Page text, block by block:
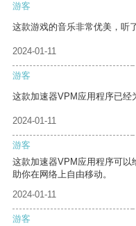
游客
这款游戏的音乐非常优美，听
2024-01-11
游客
这款加速器VPM应用程序已经
2024-01-11
游客
这款加速器VPM应用程序可以
助你在网络上自由移动。
2024-01-11
游客